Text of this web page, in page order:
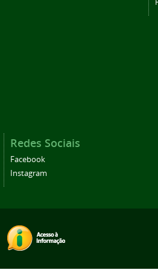
Redes Sociais
Facebook
Instagram